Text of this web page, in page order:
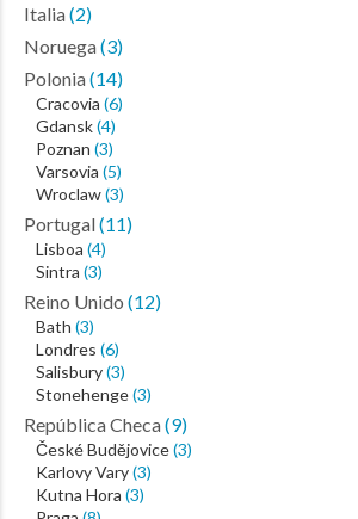
Italia(2)
Noruega(3)
Polonia(14)
Cracovia (6)
Gdansk(4)
Poznan (3)
Varsovia (5)
Wroclaw(3)
Portugal(11)
Lisboa (4)
Sintra (3)
Reino Unido (12)
Bath (3)
Londres (6)
Salisbury(3)
Stonehenge(3)
República Checa(9)
České Budějovice(3)
Karlovy Vary(3)
Kutna Hora (3)